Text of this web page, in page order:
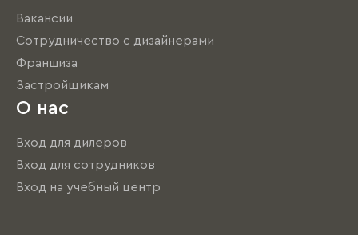
Вакансии
Сотрудничество с дизайнерами
Франшиза
Застройщикам
О нас
Вход для дилеров
Вход для сотрудников
Вход на учебный центр